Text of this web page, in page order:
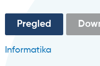
Primarne
oznake
Pregled
(aktivna
oznaka)
Informatika